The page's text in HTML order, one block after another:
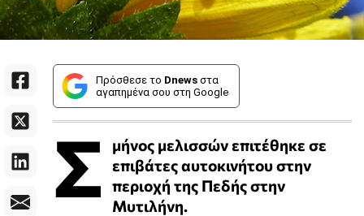
Πρόσθεσε το Dnews στα
αγαπημένα σου στη Google
Σ
μήνος μελισσών επιτέθηκε σε
επιβάτες αυτοκινήτου στην
περιοχή της Πεδής στην
Μυτιλήνη.